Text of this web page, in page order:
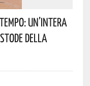
Un’intera
Della